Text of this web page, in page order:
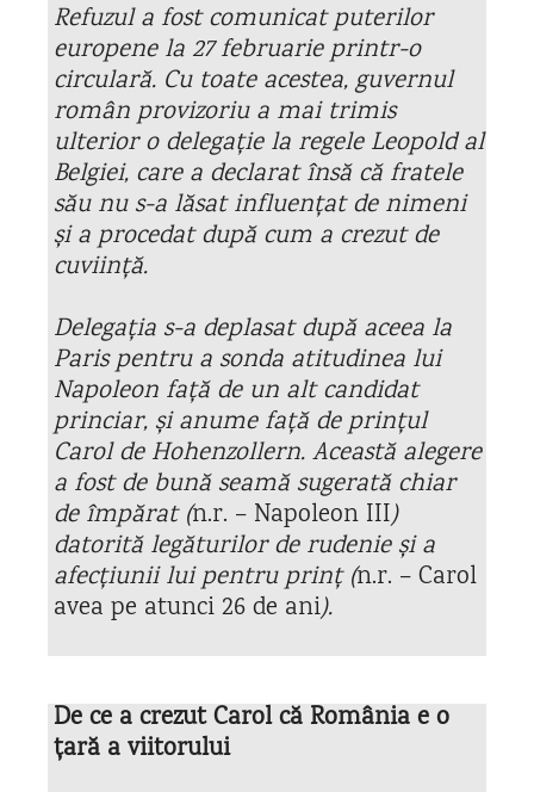
Refuzul a fost comunicat puterilor
europene la 27 februarie printr-o
circulară. Cu toate acestea, guvernul
român provizoriu a mai trimis
ulterior o delegație la regele Leopold al
Belgiei, care a declarat însă că fratele
său nu s-a lăsat influențat de nimeni
și a procedat după cum a crezut de
cuviință.
Delegația s-a deplasat după aceea la
Paris pentru a sonda atitudinea lui
Napoleon față de un alt candidat
princiar, și anume față de prințul
Carol de Hohenzollern. Această alegere
a fost de bună seamă sugerată chiar
de împărat (n.r. – Napoleon III)
datorită legăturilor de rudenie și a
afecțiunii lui pentru prinț (n.r. – Carol
avea pe atunci 26 de ani).
De ce a crezut Carol că România e o
țară a viitorului